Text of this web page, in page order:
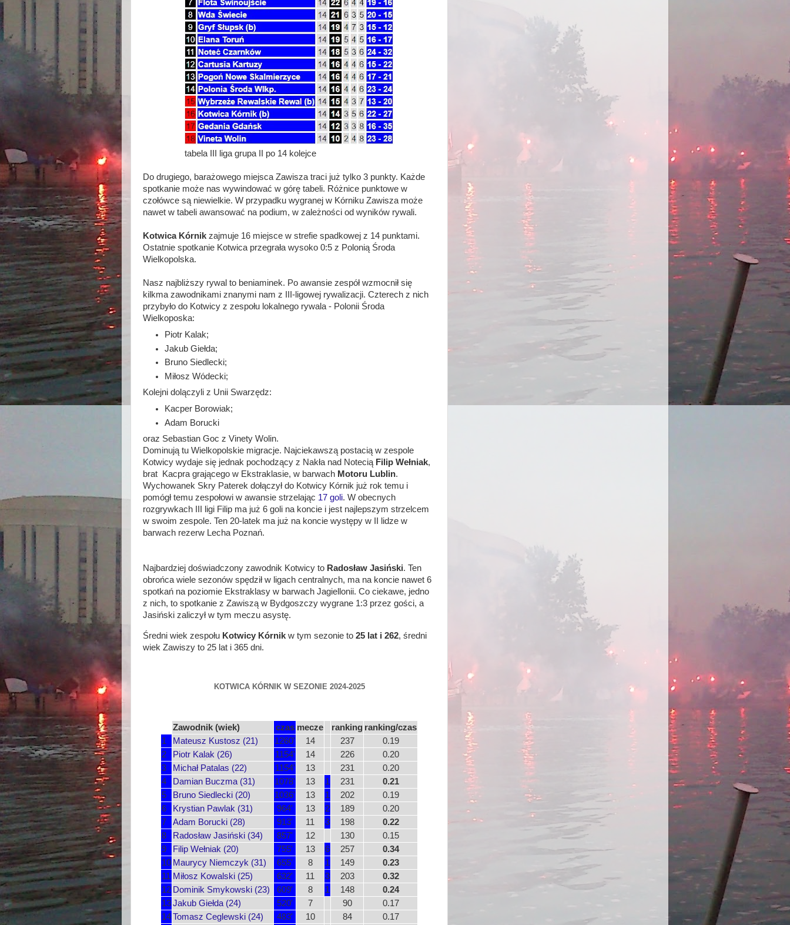
tabela III liga grupa II po 14 kolejce
Do drugiego, barażowego miejsca Zawisza traci już tylko 3 punkty. Każde
spotkanie może nas wywindować w górę tabeli. Różnice punktowe w
czołówce są niewielkie. W przypadku wygranej w Kórniku Zawisza może
nawet w tabeli awansować na podium, w zależności od wyników rywali.
Kotwica Kórnik zajmuje 16 miejsce w strefie spadkowej z 14 punktami.
Ostatnie spotkanie Kotwica przegrała wysoko 0:5 z Polonią Środa
Wielkopolska.
Nasz najbliższy rywal to beniaminek. Po awansie zespół wzmocnił się
kilkma zawodnikami znanymi nam z III-ligowej rywalizacji. Czterech z nich
przybyło do Kotwicy z zespołu lokalnego rywala - Polonii Środa
Wielkoposka:
Piotr Kalak;
Jakub Giełda;
Bruno Siedlecki;
Miłosz Wódecki;
Kolejni dolączyli z Unii Swarzędz:
Kacper Borowiak;
Adam Borucki
oraz Sebastian Goc z Vinety Wolin.
Dominują tu Wielkopolskie migracje. Najciekawszą postacią w zespole
Kotwicy wydaje się jednak pochodzący z Nakła nad Notecią Filip Wełniak,
brat Kacpra grającego w Ekstraklasie, w barwach Motoru Lublin.
Wychowanek Skry Paterek dołączył do Kotwicy Kórnik już rok temu i
pomógł temu zespołowi w awansie strzelając 17 goli. W obecnych
rozgrywkach III ligi Filip ma już 6 goli na koncie i jest najlepszym strzelcem
w swoim zespole. Ten 20-latek ma już na koncie występy w II lidze w
barwach rezerw Lecha Poznań.
Najbardziej doświadczony zawodnik Kotwicy to Radosław Jasiński. Ten
obrońca wiele sezonów spędził w ligach centralnych, ma na koncie nawet 6
spotkań na poziomie Ekstraklasy w barwach Jagiellonii. Co ciekawe, jedno
z nich, to spotkanie z Zawiszą w Bydgoszczy wygrane 1:3 przez gości, a
Jasiński zaliczył w tym meczu asystę.
Średni wiek zespołu Kotwicy Kórnik w tym sezonie to 25 lat i 262, średni
wiek Zawiszy to 25 lat i 365 dni.
KOTWICA KÓRNIK W SEZONIE 2024-2025
Zawodnik (wiek) czas mecze ranking ranking/czas
1
Mateusz Kustosz (21) 1260' 14 237
0.19
2
Piotr Kalak (26) 1154' 14 226
0.20
3
Michał Patalas (22) 1154' 13 231
0.20
4
Damian Buczma (31) 1078' 13 1 231
0.21
5
Bruno Siedlecki (20) 1036' 13 1 202
0.19
6
Krystian Pawlak (31) 964' 13 2 189
0.20
7
Adam Borucki (28) 913' 11 3 198
0.22
8
Radosław Jasiński (34) 857' 12 130
0.15
9
Filip Wełniak (20) 755' 13 6 257
0.34
10 Maurycy Niemczyk (31) 655' 8 1 149
0.23
11 Miłosz Kowalski (25) 632' 11 3 203
0.32
12 Dominik Smykowski (23) 609' 8 1 148
0.24
13Jakub Giełda (24) 520' 7 90
0.17
14Tomasz Ceglewski (24) 483' 10 84 0.17